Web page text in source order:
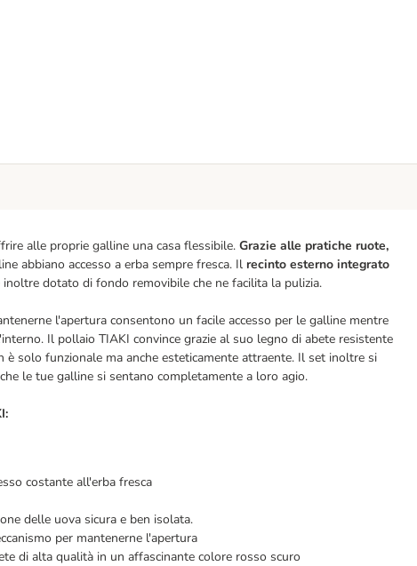
alle proprie galline una casa flessibile. Grazie alle pratiche ruote,
abbiano accesso a erba sempre fresca. Il recinto esterno integrato
dotato di fondo removibile che ne facilita la pulizia.
l'apertura consentono un facile accesso per le galline mentre
Il pollaio TIAKI convince grazie al suo legno di abete resistente
solo funzionale ma anche esteticamente attraente. Il set inoltre si
le tue galline si sentano completamente a loro agio.
costante all'erba fresca
delle uova sicura e ben isolata.
per mantenerne l'apertura
di alta qualità in un affascinante colore rosso scuro